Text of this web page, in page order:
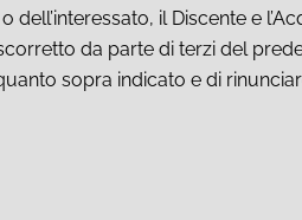
il Discente e
da parte di terzi del
sopra indicato e di